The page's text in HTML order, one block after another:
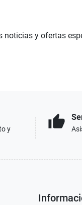
noticias y ofertas
y
thumb_up